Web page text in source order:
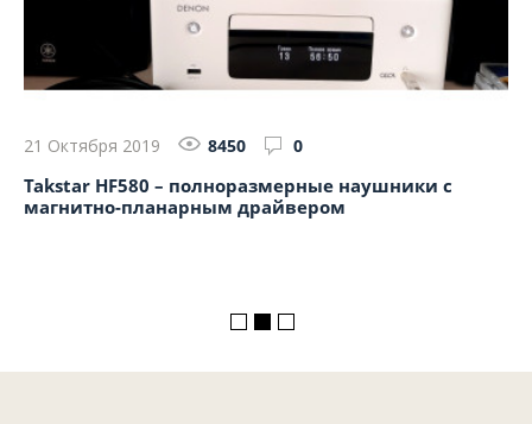
21 Октября 2019 8450 0
Takstar HF580 – полноразмерные наушники с
магнитно-планарным драйвером